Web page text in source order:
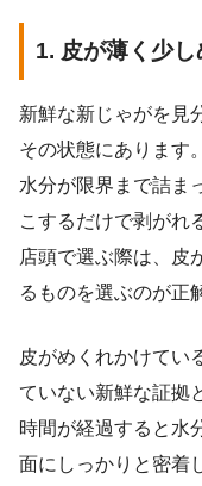
1. 皮が薄く少
新鮮な新じゃがを見
その状態にあります。
水分が限界まで詰ま
こするだけで剥がれ
店頭で選ぶ際は、皮
るものを選ぶのが正
皮がめくれかけてい
ていない新鮮な証拠
時間が経過すると水
面にしっかりと密着